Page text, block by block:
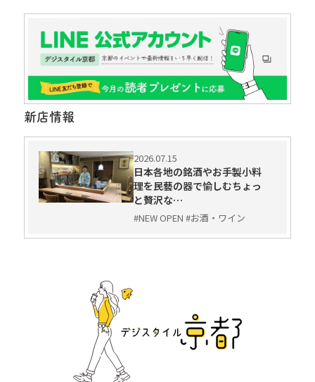
新店情報
2026.07.15
日本各地の銘酒やお手製小料
理を民藝の器で愉しむちょっ
と贅沢な…
#NEW OPEN #お酒・ワイン